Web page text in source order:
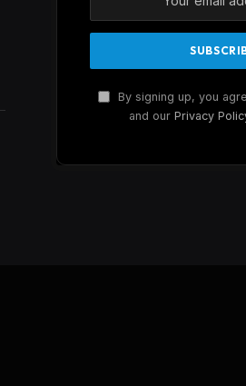
By signing up, you
and ourPrivacy